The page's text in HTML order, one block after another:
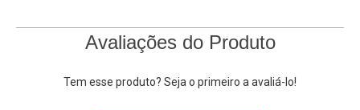
bolso, para que você os leve para qualquer lugar com muita
Avaliações do Produto
Tem esse produto? Seja o primeiro a avaliá-lo!